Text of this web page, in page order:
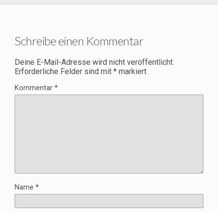
Schreibe einen Kommentar
Deine E-Mail-Adresse wird nicht veröffentlicht.
Erforderliche Felder sind mit * markiert
Kommentar *
Name *